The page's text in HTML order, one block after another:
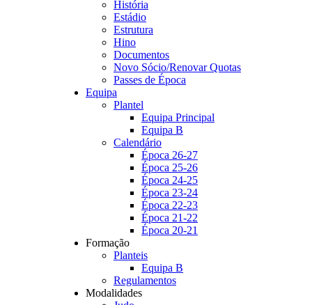
História
Estádio
Estrutura
Hino
Documentos
Novo Sócio/Renovar Quotas
Passes de Época
Equipa
Plantel
Equipa Principal
Equipa B
Calendário
Época 26-27
Época 25-26
Época 24-25
Época 23-24
Época 22-23
Época 21-22
Época 20-21
Formação
Planteis
Equipa B
Regulamentos
Modalidades